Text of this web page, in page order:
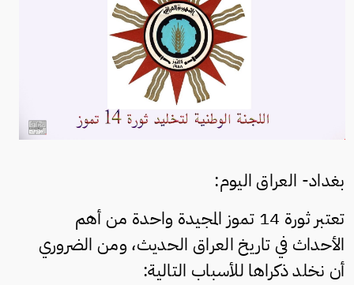
بغداد- العراق اليوم:
تعتبر ثورة 14 تموز المجيدة واحدة من أهم
الأحداث في تاريخ العراق الحديث، ومن الضروري
أن نخلد ذكراها للأسباب التالية: